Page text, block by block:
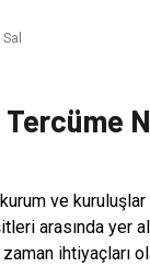
Tercüme
ve kuruluşlar
arasında yer
ihtiyaçları